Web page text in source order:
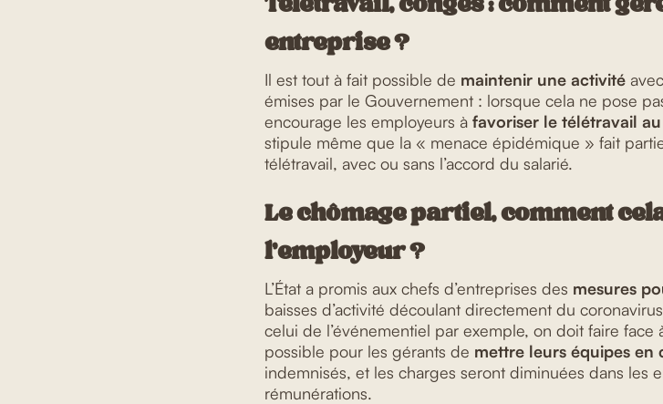
entreprise ?
Il est tout à fait possible de maintenir une activité
émises par le Gouvernement : lorsque cela ne pose
encourage les employeurs à favoriser le télétravail
stipule même que la « menace épidémique » fait
télétravail, avec ou sans l’accord du salarié.
Le chômage partiel, comment
l’employeur ?
L’État a promis aux chefs d’entreprises des mesures
baisses d’activité découlant directement du
celui de l’événementiel par exemple, on doit faire face
possible pour les gérants de mettre leurs équipes en
indemnisés, et les charges seront diminuées dans les
rémunérations.